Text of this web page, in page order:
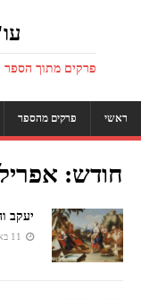
פרקים מתוך הספר
ראשי פרקים מהספר
חודש: אפריל
יעקב
11 באפריל 2019